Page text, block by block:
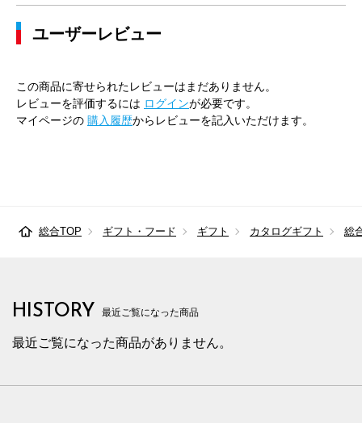
ユーザーレビュー
この商品に寄せられたレビューはまだありません。
レビューを評価するには ログインが必要です。
マイページの 購入履歴からレビューを記入いただけます。
総合TOP ギフト・フード ギフト カタログギフト 総
HISTORY 最近ご覧になった商品
最近ご覧になった商品がありません。